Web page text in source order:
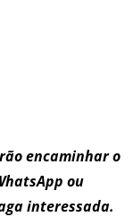
encaminhar o
ou
interessada.